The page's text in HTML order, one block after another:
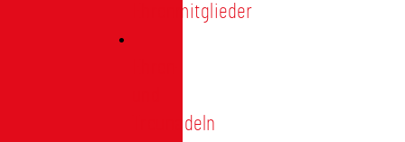
Ehrenmitglieder
Treunadeln